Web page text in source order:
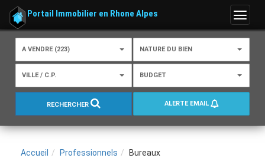
Menu
Portail Immobilier en Rhone Alpes
A VENDRE (223) NATURE DU BIEN
VILLE / C.P. BUDGET
RECHERCHER ALERTE EMAIL
Accueil Professionnels Bureaux